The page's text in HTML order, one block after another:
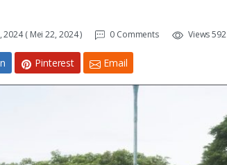
2024 ( Mei 22, 2024 ) 0 Comments Views 592
Pinterest Email